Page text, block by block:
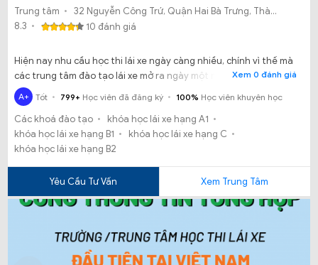
Trung tâm
32 Nguyễn Công Trứ, Quận Hai Bà Trưng, Thành phố Hà nội
8.3
10 đánh giá
Hiện nay nhu cầu học thi lái xe ngày càng nhiều, chính vì thế mà
các trung tâm đào tạo lái xe mở ra ngày một nhiều hơn, song
song với điều đó thì chất lượng dạy học và độ uy tín của những
nơi đào tạo lái xe cũng là mối băn khoăn và lo lắng của rất nhiều
người khi đăng ký học lái xe. Thế nhưng bạn đã biết đến Trung
tâm Đào tạo và Sát hạch cấp GPLX Hà Nội là một trong những
đơn vị uy tín dạy lái xe tại miền bắc
Xem 0 đánh giá
A+ Tốt 799+ Học viên đã đăng ký 100% Học viên khuyên học
Các khoá đào tạo
khóa học lái xe hạng A1
khóa học lái xe hạng B1
khóa học lái xe hạng C
khóa học lái xe hạng B2
Yêu Cầu Tư Vấn Xem Trung Tâm